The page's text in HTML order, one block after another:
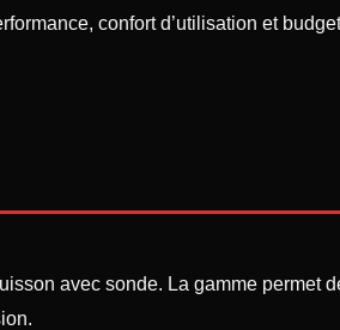
confort d’utilisation et
avec sonde. La gamme permet